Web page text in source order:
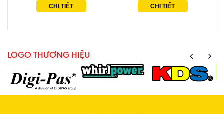
CHI TIẾT CHI TIẾT
LOGO THƯƠNG HIỆU